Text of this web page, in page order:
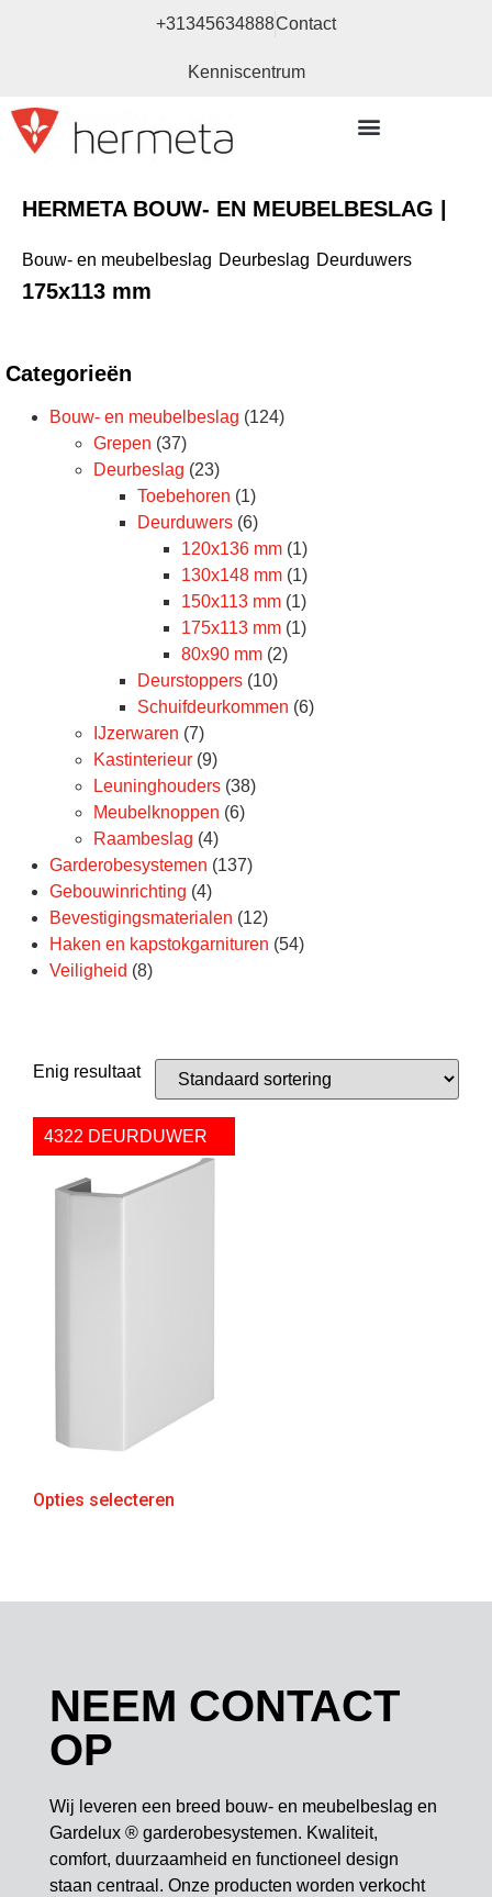
+31345634888Contact
Kenniscentrum
HERMETA BOUW- EN MEUBELBESLAG |
Bouw- en meubelbeslag Deurbeslag Deurduwers
175x113 mm
Categorieën
Bouw- en meubelbeslag (124)
Grepen (37)
Deurbeslag (23)
Toebehoren (1)
Deurduwers (6)
120x136 mm (1)
130x148 mm (1)
150x113 mm (1)
175x113 mm (1)
80x90 mm (2)
Deurstoppers (10)
Schuifdeurkommen (6)
IJzerwaren (7)
Kastinterieur (9)
Leuninghouders (38)
Meubelknoppen (6)
Raambeslag (4)
Garderobesystemen (137)
Gebouwinrichting (4)
Bevestigingsmaterialen (12)
Haken en kapstokgarnituren (54)
Veiligheid (8)
Enig resultaat
4322 DEURDUWER
Opties selecteren
NEEM CONTACT
OP
Wij leveren een breed bouw- en meubelbeslag en
Gardelux ® garderobesystemen. Kwaliteit,
comfort, duurzaamheid en functioneel design
staan centraal. Onze producten worden verkocht